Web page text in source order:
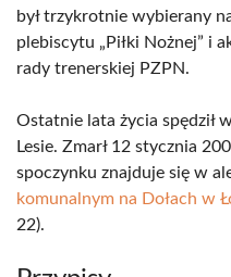
był trzykrotnie wybierany
plebiscytu „Piłki Nożnej” i
rady trenerskiej PZPN.
Ostatnie lata życia spędził
Lesie. Zmarł 12 stycznia
spoczynku znajduje się w
komunalnym na Dołach w
22).